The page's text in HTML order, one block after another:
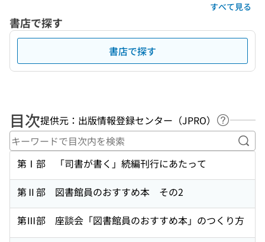
すべて見る
書店で探す
書店で探す
目次提供元：出版情報登録センター（JPRO）
ヘルプペ
キ
第Ⅰ部 「司書が書く」続編刊行にあたって
第Ⅱ部 図書館員のおすすめ本 その2
第Ⅲ部 座談会「図書館員のおすすめ本」のつくり方